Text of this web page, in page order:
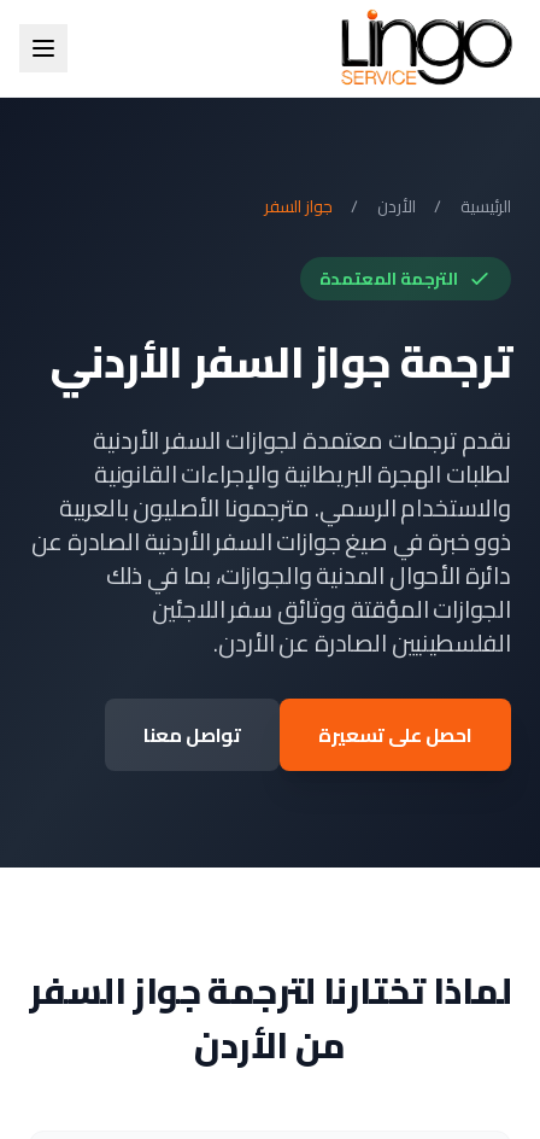
الرئيسية / الأردن / جواز السفر
الترجمة المعتمدة
ترجمة جواز السفر الأردني
نقدم ترجمات معتمدة لجوازات السفر الأردنية
لطلبات الهجرة البريطانية والإجراءات القانونية
والاستخدام الرسمي. مترجمونا الأصليون بالعربية
ذوو خبرة في صيغ جوازات السفر الأردنية الصادرة عن
دائرة الأحوال المدنية والجوازات، بما في ذلك
الجوازات المؤقتة ووثائق سفر اللاجئين
الفلسطينيين الصادرة عن الأردن.
احصل على تسعيرة تواصل معنا
لماذا تختارنا لترجمة جواز السفر
من الأردن